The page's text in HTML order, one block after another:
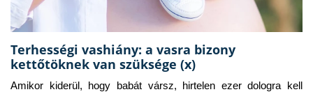
Terhességi vashiány: a vasra bizony
kettőtöknek van szüksége (x)
Amikor kiderül, hogy babát vársz, hirtelen ezer dologra kell